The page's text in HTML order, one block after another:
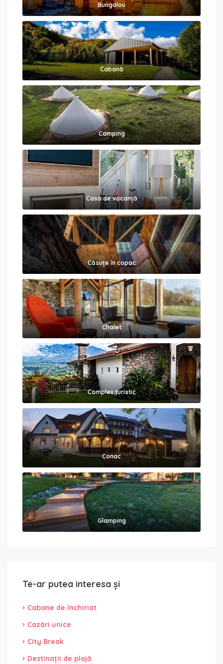
Bungalou
Cabană
Camping
Casă de vacanță
Căsuțe în copac
Chalet
Complex turistic
Conac
Glamping
Te-ar putea interesa și
Cabane de închiriat
Cazări unice
City Break
Destinații de plajă